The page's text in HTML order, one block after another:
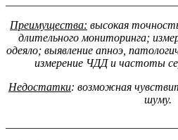
Преимущества: высокая
длительного мониторинга;
одеяло; выявлениеапноэ,
измерение ЧДД и частоты
Недостатки: возможная
шуму.